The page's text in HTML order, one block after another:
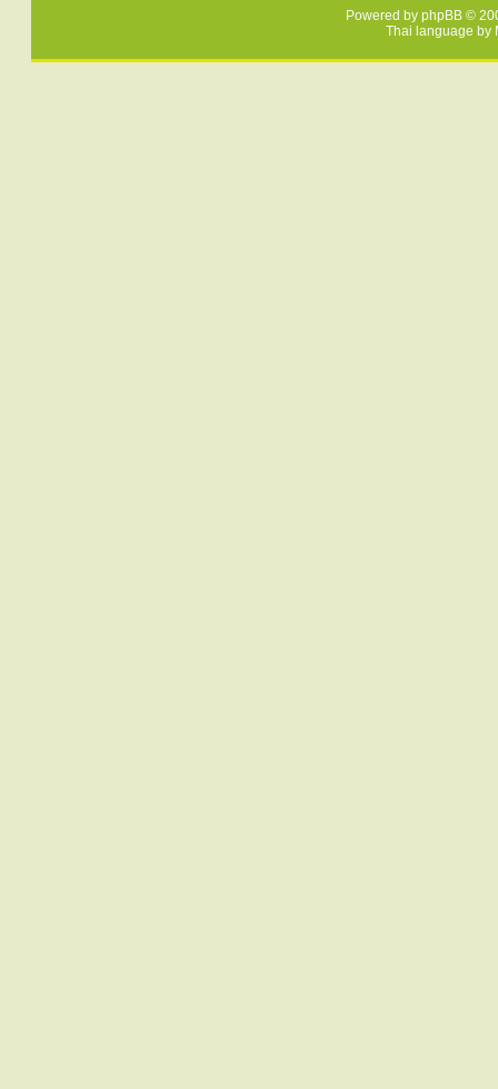
Powered by phpBB ©
Thai language by